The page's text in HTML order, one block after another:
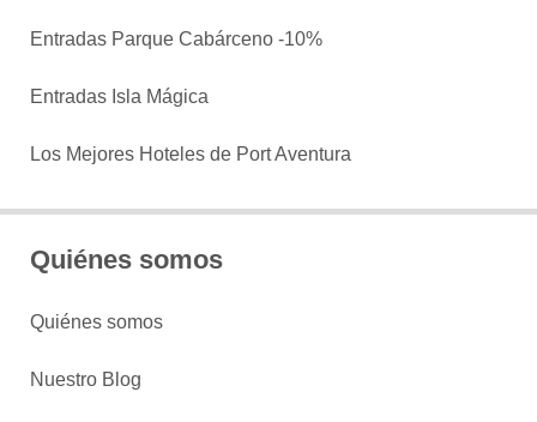
Entradas Parque Cabárceno -10%
Entradas Isla Mágica
Los Mejores Hoteles de Port Aventura
Quiénes somos
Quiénes somos
Nuestro Blog